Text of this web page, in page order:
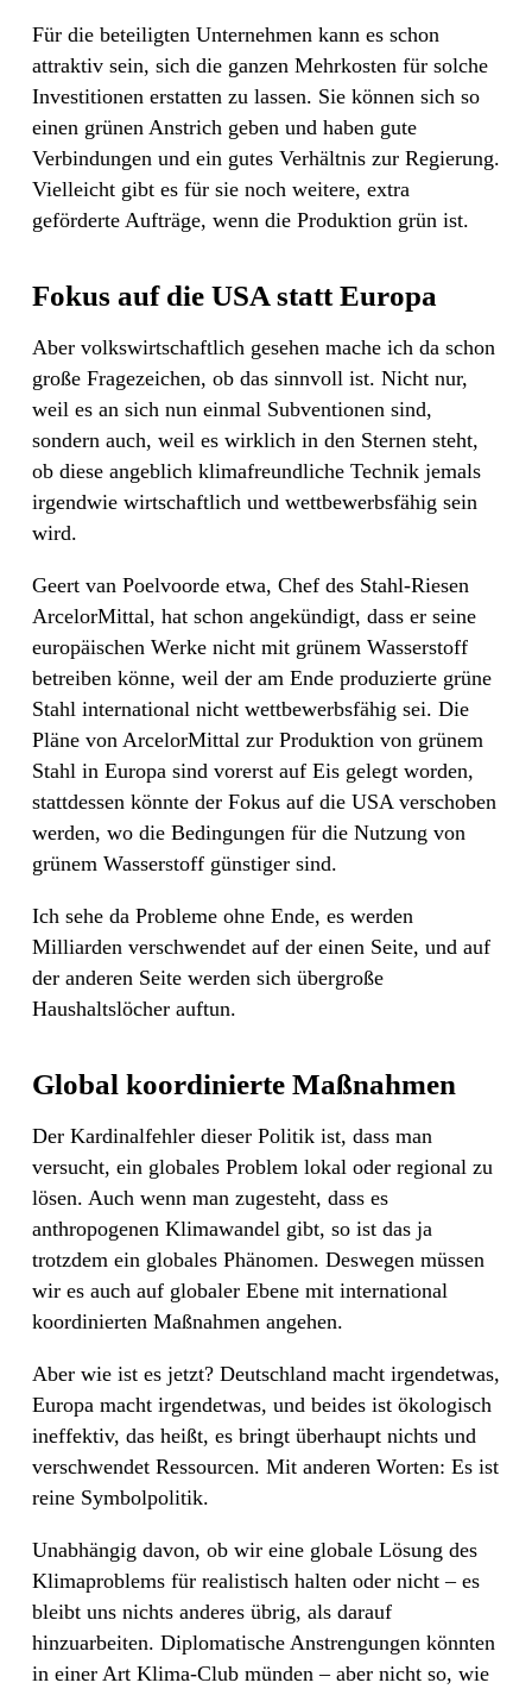
Für die beteiligten Unternehmen kann es schon
attraktiv sein, sich die ganzen Mehrkosten für solche
Investitionen erstatten zu lassen. Sie können sich so
einen grünen Anstrich geben und haben gute
Verbindungen und ein gutes Verhältnis zur Regierung.
Vielleicht gibt es für sie noch weitere, extra
geförderte Aufträge, wenn die Produktion grün ist.
Fokus auf die USA statt Europa
Aber volkswirtschaftlich gesehen mache ich da schon
große Fragezeichen, ob das sinnvoll ist. Nicht nur,
weil es an sich nun einmal Subventionen sind,
sondern auch, weil es wirklich in den Sternen steht,
ob diese angeblich klimafreundliche Technik jemals
irgendwie wirtschaftlich und wettbewerbsfähig sein
wird.
Geert van Poelvoorde etwa, Chef des Stahl-Riesen
ArcelorMittal, hat schon angekündigt, dass er seine
europäischen Werke nicht mit grünem Wasserstoff
betreiben könne, weil der am Ende produzierte grüne
Stahl international nicht wettbewerbsfähig sei. Die
Pläne von ArcelorMittal zur Produktion von grünem
Stahl in Europa sind vorerst auf Eis gelegt worden,
stattdessen könnte der Fokus auf die USA verschoben
werden, wo die Bedingungen für die Nutzung von
grünem Wasserstoff günstiger sind.
Ich sehe da Probleme ohne Ende, es werden
Milliarden verschwendet auf der einen Seite, und auf
der anderen Seite werden sich übergroße
Haushaltslöcher auftun.
Global koordinierte Maßnahmen
Der Kardinalfehler dieser Politik ist, dass man
versucht, ein globales Problem lokal oder regional zu
lösen. Auch wenn man zugesteht, dass es
anthropogenen Klimawandel gibt, so ist das ja
trotzdem ein globales Phänomen. Deswegen müssen
wir es auch auf globaler Ebene mit international
koordinierten Maßnahmen angehen.
Aber wie ist es jetzt? Deutschland macht irgendetwas,
Europa macht irgendetwas, und beides ist ökologisch
ineffektiv, das heißt, es bringt überhaupt nichts und
verschwendet Ressourcen. Mit anderen Worten: Es ist
reine Symbolpolitik.
Unabhängig davon, ob wir eine globale Lösung des
Klimaproblems für realistisch halten oder nicht – es
bleibt uns nichts anderes übrig, als darauf
hinzuarbeiten. Diplomatische Anstrengungen könnten
in einer Art Klima-Club münden – aber nicht so, wie